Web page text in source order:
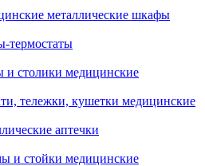
металлические шкафы
термостаты
и столики медицинские
тележки, кушетки медицинские
аптечки
и стойки медицинские